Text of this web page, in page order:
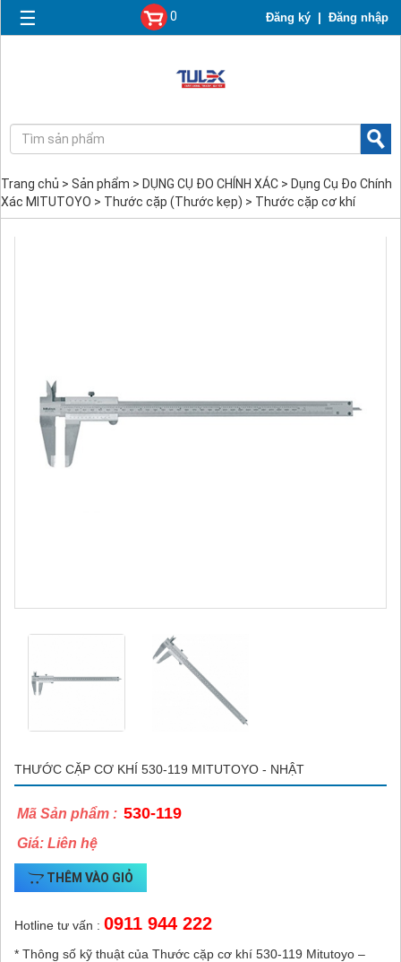
☰ Đăng ký| Đăng nhập
0
Trang chủ > Sản phẩm > DỤNG CỤ ĐO CHÍNH XÁC > Dụng Cụ Đo Chính
Xác MITUTOYO > Thước cặp (Thước kẹp) > Thước cặp cơ khí
THƯỚC CẶP CƠ KHÍ 530-119 MITUTOYO - NHẬT
Mã Sản phẩm : 530-119
Giá: Liên hệ
THÊM VÀO GIỎ
Hotline tư vấn : 0911 944 222
* Thông số kỹ thuật của Thước cặp cơ khí 530-119 Mitutoyo –